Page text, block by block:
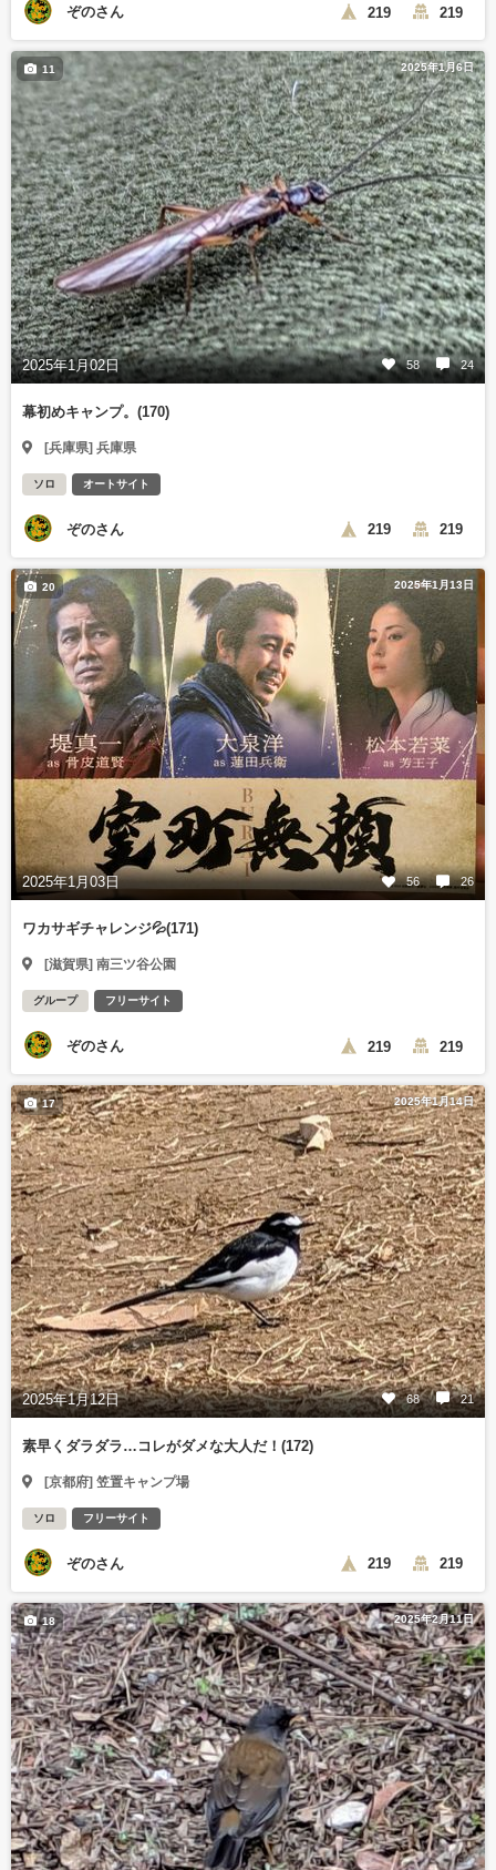
ぞのさん 219 219
2025年1月6日
2025年1月02日 58 24
11
幕初めキャンプ。(170)
[兵庫県] 兵庫県
ソロ オートサイト
ぞのさん 219 219
2025年1月13日
2025年1月03日 56 26
20
ワカサギチャレンジ💦(171)
[滋賀県] 南三ツ谷公園
グループ フリーサイト
ぞのさん 219 219
2025年1月14日
2025年1月12日 68 21
17
素早くダラダラ…コレがダメな大人だ！(172)
[京都府] 笠置キャンプ場
ソロ フリーサイト
ぞのさん 219 219
2025年2月11日
18